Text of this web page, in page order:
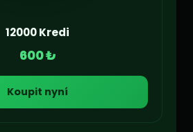
12000 Kredi
600 ₺
Koupit nyní